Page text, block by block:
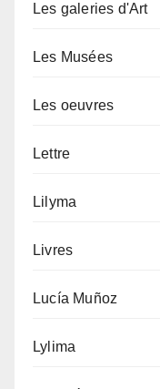
Les galeries d'Art
Les Musées
Les oeuvres
Lettre
Lilyma
Livres
Lucía Muñoz
Lylima